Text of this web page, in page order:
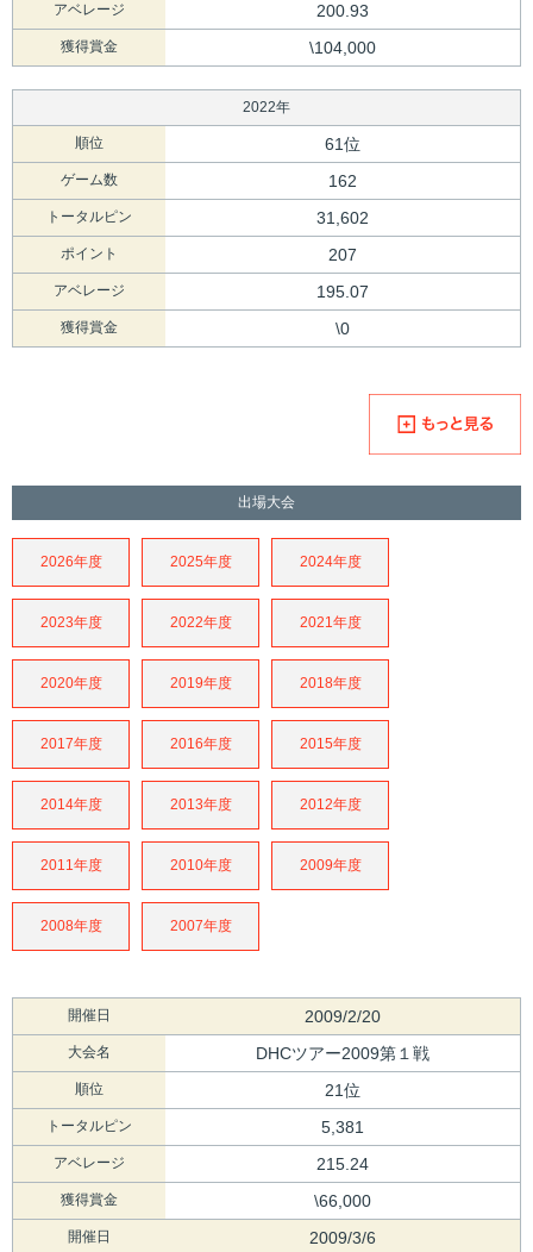
アベレージ 200.93
獲得賞金 \104,000
2022年
順位 61位
ゲーム数 162
トータルピン 31,602
ポイント 207
アベレージ 195.07
獲得賞金 \0
出場大会
2026年度 2025年度 2024年度
2023年度 2022年度 2021年度
2020年度 2019年度 2018年度
2017年度 2016年度 2015年度
2014年度 2013年度 2012年度
2011年度 2010年度 2009年度
2008年度 2007年度
開催日 2009/2/20
大会名 DHCツアー2009第１戦
順位 21位
トータルピン 5,381
アベレージ 215.24
獲得賞金 \66,000
開催日 2009/3/6